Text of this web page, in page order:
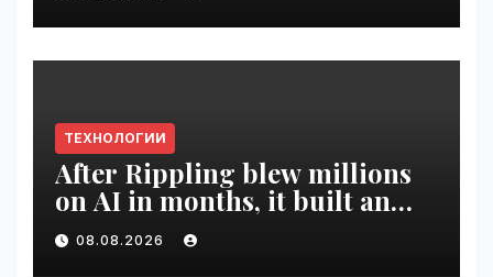
ТЕХНОЛОГИИ
After Rippling blew millions
on AI in months, it built an
employee ROI tool |
VseTime.ru
08.08.2026